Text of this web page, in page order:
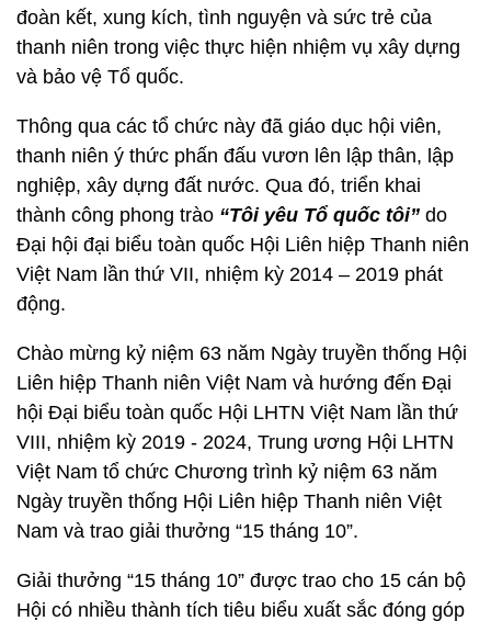
đoàn kết, xung kích, tình nguyện và sức trẻ của
thanh niên trong việc thực hiện nhiệm vụ xây dựng
và bảo vệ Tổ quốc.
Thông qua các tổ chức này đã giáo dục hội viên,
thanh niên ý thức phấn đấu vươn lên lập thân, lập
nghiệp, xây dựng đất nước. Qua đó, triển khai
thành công phong trào “Tôi yêu Tổ quốc tôi” do
Đại hội đại biểu toàn quốc Hội Liên hiệp Thanh niên
Việt Nam lần thứ VII, nhiệm kỳ 2014 – 2019 phát
động.
Chào mừng kỷ niệm 63 năm Ngày truyền thống Hội
Liên hiệp Thanh niên Việt Nam và hướng đến Đại
hội Đại biểu toàn quốc Hội LHTN Việt Nam lần thứ
VIII, nhiệm kỳ 2019 - 2024, Trung ương Hội LHTN
Việt Nam tổ chức Chương trình kỷ niệm 63 năm
Ngày truyền thống Hội Liên hiệp Thanh niên Việt
Nam và trao giải thưởng “15 tháng 10”.
Giải thưởng “15 tháng 10” được trao cho 15 cán bộ
Hội có nhiều thành tích tiêu biểu xuất sắc đóng góp